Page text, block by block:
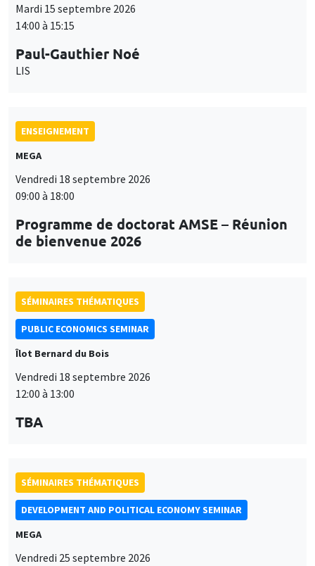
Mardi 15 septembre 2026
14:00 à 15:15
Paul-Gauthier Noé
LIS
ENSEIGNEMENT
MEGA
Vendredi 18 septembre 2026
09:00 à 18:00
Programme de doctorat AMSE – Réunion
de bienvenue 2026
SÉMINAIRES THÉMATIQUES
PUBLIC ECONOMICS SEMINAR
Îlot Bernard du Bois
Vendredi 18 septembre 2026
12:00 à 13:00
TBA
SÉMINAIRES THÉMATIQUES
DEVELOPMENT AND POLITICAL ECONOMY SEMINAR
MEGA
Vendredi 25 septembre 2026